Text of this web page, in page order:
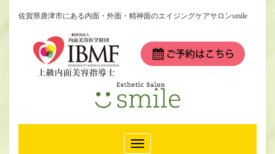
佐賀県唐津市にある内面・外面・精神面のエイジングケアサロンsmile
Toggle